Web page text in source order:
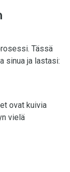
Tässä
sinua ja lastasi:
ovat kuivia
vielä